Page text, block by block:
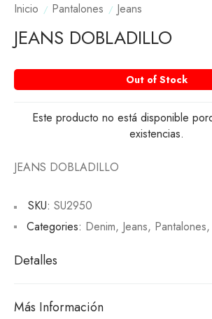
Inicio Pantalones Jeans
JEANS DOBLADILLO
Out of Stock
Este producto no está disponible
existencias.
JEANS DOBLADILLO
SKU: SU2950
Categories: Denim, Jeans, Pantalones,
Detalles
Más Información